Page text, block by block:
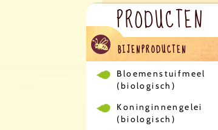
PRODUCTEN
BIJENPRODUCTEN
Bloemenstuifmeel
(biologisch)
Koninginnengelei
(biologisch)